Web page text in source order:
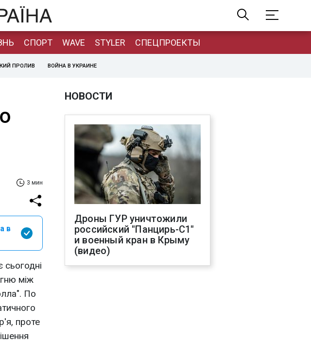
СПОРТ WAVE STYLER СПЕЦПРОЕКТЫ
ПРОЛИВ ВОЙНА В УКРАИНЕ
3 мин
в
між
По
проте
НОВОСТИ
Дроны ГУР уничтожили
российский "Панцирь-С1"
и военный кран в Крыму
(видео)